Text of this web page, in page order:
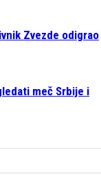
Zvezde odigrao
meč Srbije i